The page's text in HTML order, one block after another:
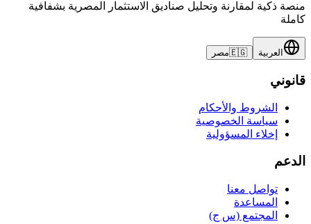
منصة ذكية لمقارنة وتحليل صناديق الاستثمار المصرية بشفافية
كاملة
العربية 🇪🇬مصر
قانوني
الشروط والأحكام
سياسة الخصوصية
إخلاء المسؤولية
الدعم
تواصل معنا
المساعدة
المجتمع (س ج)